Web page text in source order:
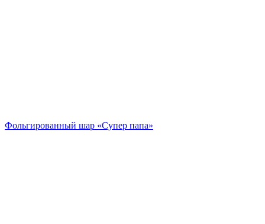
Фольгированный шар «Супер папа»